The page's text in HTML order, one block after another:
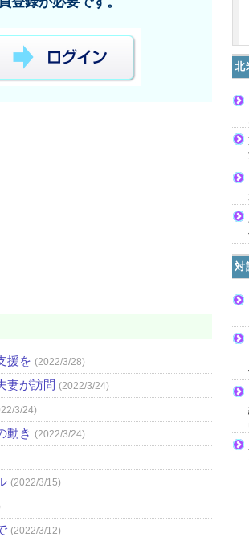
援を (2022/3/28)
が訪問 (2022/3/24)
3/24)
動き (2022/3/24)
(2022/3/15)
(2022/3/12)
北
対